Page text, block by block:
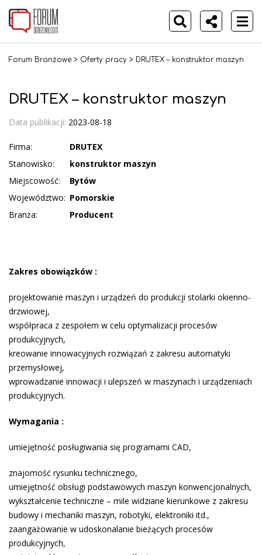
Forum Branżowe > Oferty pracy > DRUTEX – konstruktor maszyn
DRUTEX – konstruktor maszyn
Data publikacji: 2023-08-18
Firma:
DRUTEX
Stanowisko:
konstruktor maszyn
Miejscowość:
Bytów
Województwo: Pomorskie
Branża:
Producent
Zakres obowiązków :
projektowanie maszyn i urządzeń do produkcji stolarki okienno­
drzwiowej,
współpraca z zespołem w celu optymalizacji procesów
produkcyjnych,
kreowanie innowacyjnych rozwiązań z zakresu automatyki
przemysłowej,
wprowadzanie innowacji i ulepszeń w maszynach i urządzeniach
produkcyjnych.
Wymagania :
umiejętność posługiwania się programami CAD,
znajomość rysunku technicznego,
umiejętność obsługi podstawowych maszyn konwencjonalnych,
wykształcenie techniczne – mile widziane kierunkowe z zakresu
budowy i mechaniki maszyn, robotyki, elektroniki itd.,
zaangażowanie w udoskonalanie bieżących procesów
produkcyjnych,